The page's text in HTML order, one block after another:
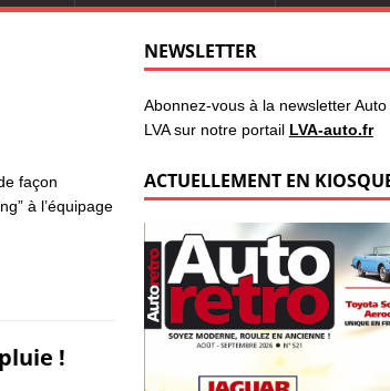
façon
à l’équipage
!
NEWSLETTER
Abonnez-vous à la newsletter
LVA sur notre portail LVA-auto.fr
ACTUELLEMENT EN